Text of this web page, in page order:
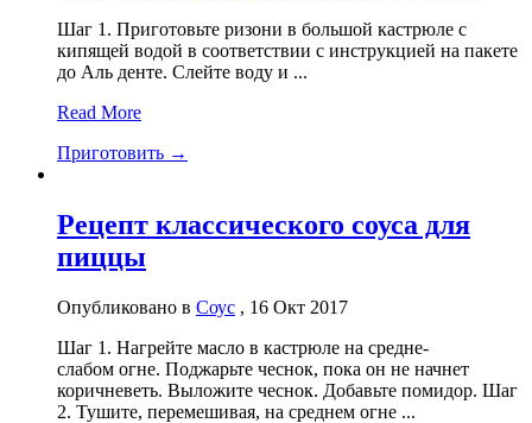
Шаг 1. Приготовьте ризони в большой кастрюле с
кипящей водой в соответствии с инструкцией на пакете
до Аль денте. Слейте воду и ...
Read More
Приготовить →
Рецепт классического соуса для
пиццы
Опубликовано в Соус , 16 Окт 2017
Шаг 1. Нагрейте масло в кастрюле на средне-
слабом огне. Поджарьте чеснок, пока он не начнет
коричневеть. Выложите чеснок. Добавьте помидор. Шаг
2. Тушите, перемешивая, на среднем огне ...